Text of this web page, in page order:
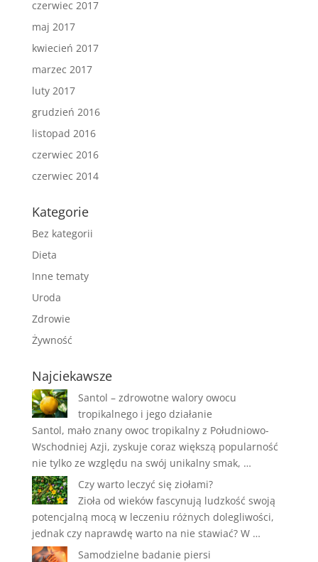
czerwiec 2017
maj 2017
kwiecień 2017
marzec 2017
luty 2017
grudzień 2016
listopad 2016
czerwiec 2016
czerwiec 2014
Kategorie
Bez kategorii
Dieta
Inne tematy
Uroda
Zdrowie
Żywność
Najciekawsze
Santol – zdrowotne walory owocu
tropikalnego i jego działanie
Santol, mało znany owoc tropikalny z Południowo-
Wschodniej Azji, zyskuje coraz większą popularność
nie tylko ze względu na swój unikalny smak, …
Czy warto leczyć się ziołami?
Zioła od wieków fascynują ludzkość swoją
potencjalną mocą w leczeniu różnych dolegliwości,
jednak czy naprawdę warto na nie stawiać? W …
Samodzielne badanie piersi